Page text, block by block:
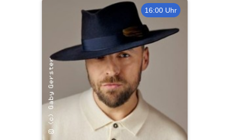
16:00 Uhr